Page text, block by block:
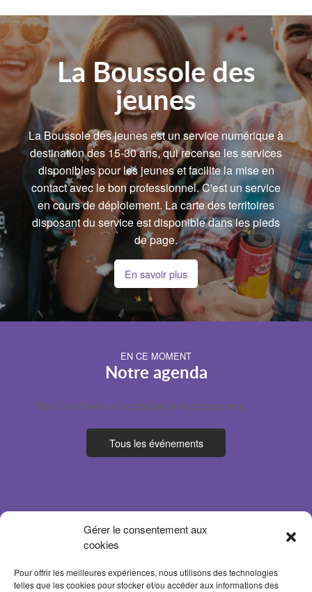
Gérer le consentement aux
cookies
Pour offrir les meilleures expériences, nous utilisons des technologies
telles que les cookies pour stocker et/ou accéder aux informations des
La Boussole des
jeunes
La Boussole des jeunes est un service numérique à
destination des 15-30 ans, qui recense les services
disponibles pour les jeunes et facilite la mise en
contact avec le bon professionnel. C'est un service
en cours de déploiement. La carte des territoires
disposant du service est disponible dans les pieds
de page.
En savoir plus
EN CE MOMENT
Notre agenda
Pas d'événement actuellement programmé.
Tous les événements